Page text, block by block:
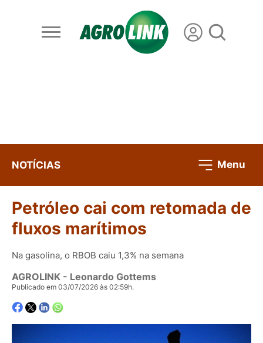
NOTÍCIAS Menu
Petróleo cai com retomada de
fluxos marítimos
Na gasolina, o RBOB caiu 1,3% na semana
AGROLINK - Leonardo Gottems
Publicado em 03/07/2026 às 02:59h.